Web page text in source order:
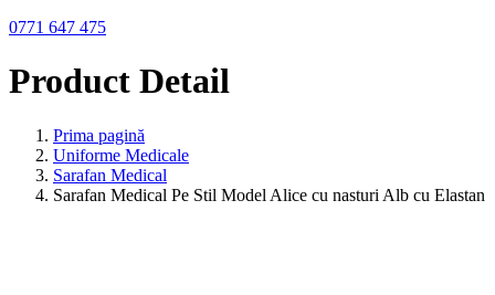
0771 647 475
Product Detail
Prima pagină
Uniforme Medicale
Sarafan Medical
Sarafan Medical Pe Stil Model Alice cu nasturi Alb cu Elastan